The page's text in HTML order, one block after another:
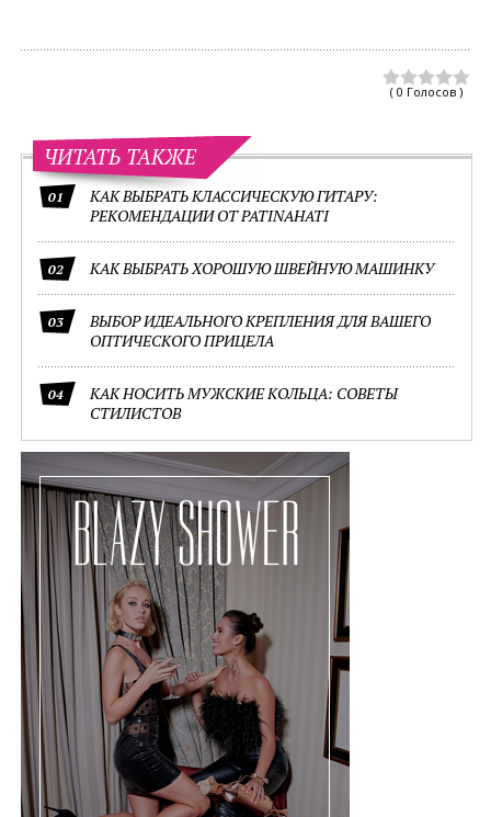
( 0 Голосов )
ЧИТАТЬ ТАКЖЕ
01
КАК ВЫБРАТЬ КЛАССИЧЕСКУЮ ГИТАРУ:
РЕКОМЕНДАЦИИ ОТ PATINAHATI
02 КАК ВЫБРАТЬ ХОРОШУЮ ШВЕЙНУЮ МАШИНКУ
03
ВЫБОР ИДЕАЛЬНОГО КРЕПЛЕНИЯ ДЛЯ ВАШЕГО
ОПТИЧЕСКОГО ПРИЦЕЛА
04
КАК НОСИТЬ МУЖСКИЕ КОЛЬЦА: СОВЕТЫ
СТИЛИСТОВ